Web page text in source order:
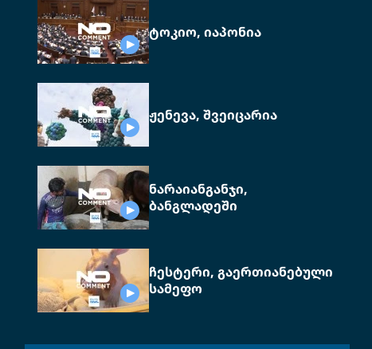
ტოკიო, იაპონია
ჟენევა, შვეიცარია
ნარაიანგანჯი,
ბანგლადეში
ჩესტერი, გაერთიანებული
სამეფო